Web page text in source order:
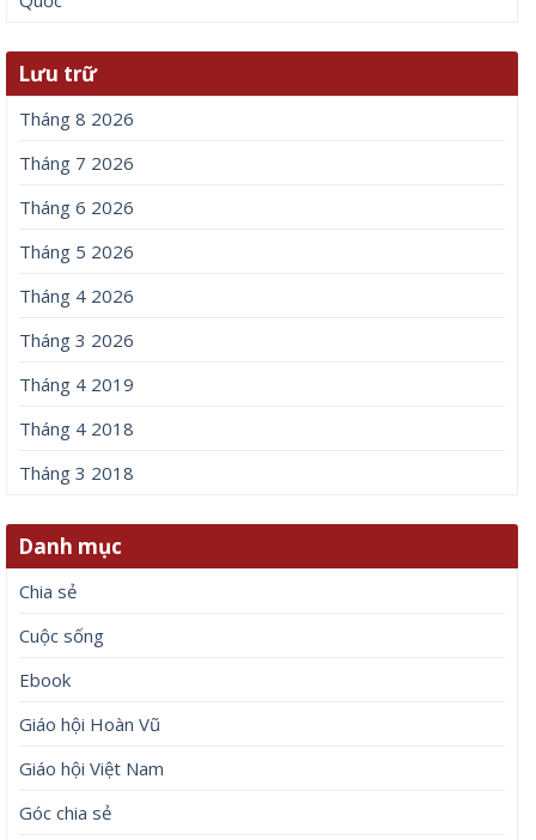
Lưu trữ
Tháng 8 2026
Tháng 7 2026
Tháng 6 2026
Tháng 5 2026
Tháng 4 2026
Tháng 3 2026
Tháng 4 2019
Tháng 4 2018
Tháng 3 2018
Danh mục
Chia sẻ
Cuộc sống
Ebook
Giáo hội Hoàn Vũ
Giáo hội Việt Nam
Góc chia sẻ